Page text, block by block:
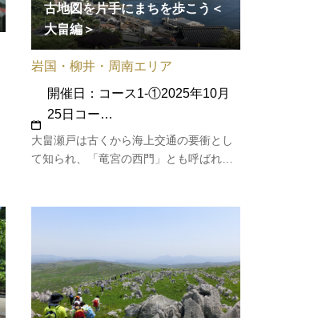
古地図を片手にまちを歩こう＜
大畠編＞
大畠瀬戸は古くから海上交通の要衝とし
て知られ、「竜宮の西門」とも呼ばれて
岩国・柳井・周南エリア
開催日：コース1-①2025年10月
25日コー…